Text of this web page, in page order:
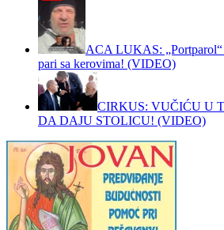
ACA LUKAS: „Portparol“
pari sa kerovima! (VIDEO)
CIRKUS: VUČIĆU U
DA DAJU STOLICU! (VIDEO)